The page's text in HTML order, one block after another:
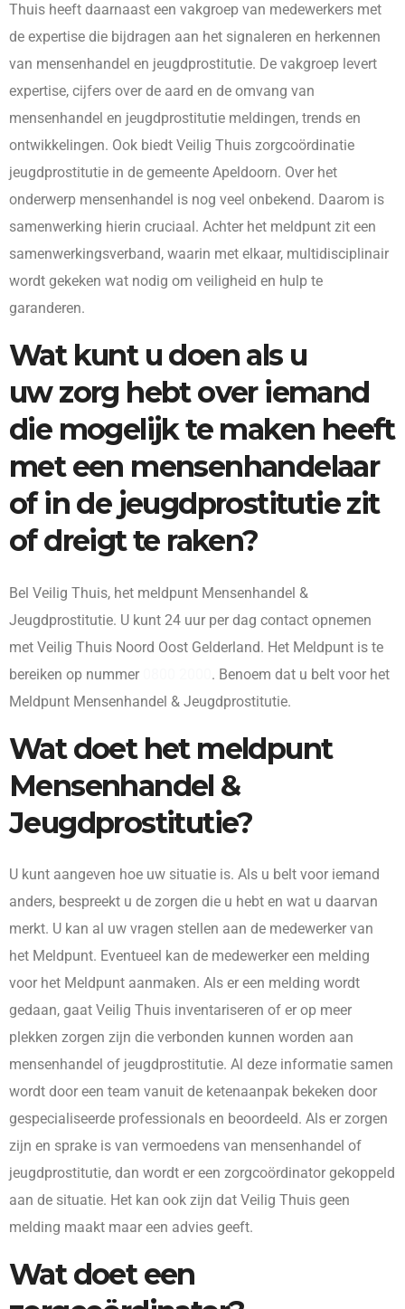
Thuis heeft daarnaast een vakgroep van medewerkers met
de expertise die bijdragen aan het signaleren en herkennen
van mensenhandel en jeugdprostitutie. De vakgroep levert
expertise, cijfers over de aard en de omvang van
mensenhandel en jeugdprostitutie meldingen, trends en
ontwikkelingen. Ook biedt Veilig Thuis zorgcoördinatie
jeugdprostitutie in de gemeente Apeldoorn. Over het
onderwerp mensenhandel is nog veel onbekend. Daarom is
samenwerking hierin cruciaal. Achter het meldpunt zit een
samenwerkingsverband, waarin met elkaar, multidisciplinair
wordt gekeken wat nodig om veiligheid en hulp te
garanderen.
Wat kunt u doen als u
uw zorg hebt over iemand
die mogelijk te maken heeft
met een mensenhandelaar
of in de jeugdprostitutie zit
of dreigt te raken?
Bel Veilig Thuis, het meldpunt Mensenhandel &
Jeugdprostitutie. U kunt 24 uur per dag contact opnemen
met Veilig Thuis Noord Oost Gelderland. Het Meldpunt is te
bereiken op nummer
. Benoem dat u belt voor het
Meldpunt Mensenhandel & Jeugdprostitutie.
Wat doet het meldpunt
Mensenhandel &
Jeugdprostitutie?
U kunt aangeven hoe uw situatie is. Als u belt voor iemand
anders, bespreekt u de zorgen die u hebt en wat u daarvan
merkt. U kan al uw vragen stellen aan de medewerker van
het Meldpunt. Eventueel kan de medewerker een melding
voor het Meldpunt aanmaken. Als er een melding wordt
gedaan, gaat Veilig Thuis inventariseren of er op meer
plekken zorgen zijn die verbonden kunnen worden aan
mensenhandel of jeugdprostitutie. Al deze informatie samen
wordt door een team vanuit de ketenaanpak bekeken door
gespecialiseerde professionals en beoordeeld. Als er zorgen
zijn en sprake is van vermoedens van mensenhandel of
jeugdprostitutie, dan wordt er een zorgcoördinator gekoppeld
aan de situatie. Het kan ook zijn dat Veilig Thuis geen
melding maakt maar een advies geeft.
Wat doet een